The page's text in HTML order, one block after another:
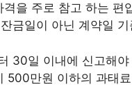
격을 주로 참고 하는 편
금일이 아닌 계약일
30일 이내에 신고해야
500만원 이하의 과태